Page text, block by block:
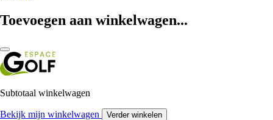
Toevoegen aan winkelwagen...
Subtotaal winkelwagen
Bekijk mijn winkelwagen Verder winkelen